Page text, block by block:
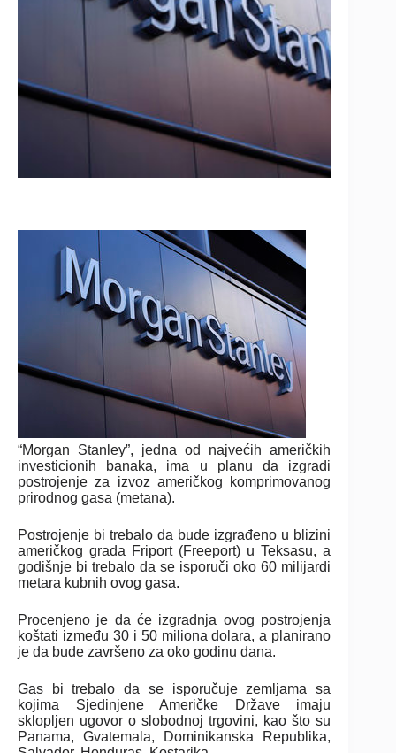
“Morgan Stanley”, jedna od najvećih američkih
investicionih banaka, ima u planu da izgradi
postrojenje za izvoz američkog komprimovanog
prirodnog gasa (metana).
Postrojenje bi trebalo da bude izgrađeno u blizini
američkog grada Friport (Freeport) u Teksasu, a
godišnje bi trebalo da se isporuči oko 60 milijardi
metara kubnih ovog gasa.
Procenjeno je da će izgradnja ovog postrojenja
koštati između 30 i 50 miliona dolara, a planirano
je da bude završeno za oko godinu dana.
Gas bi trebalo da se isporučuje zemljama sa
kojima Sjedinjene Američke Države imaju
sklopljen ugovor o slobodnoj trgovini, kao što su
Panama, Gvatemala, Dominikanska Republika,